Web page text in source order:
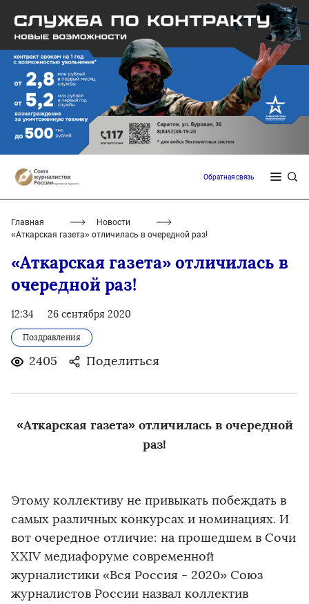
Обратная связь
Главная
Новости
«Аткарская газета» отличилась в очередной раз!
«Аткарская газета» отличилась в
очередной раз!
12:34 26 сентября 2020
Поздравления
2405 Поделиться
«Аткарская газета» отличилась в очередной
раз!
Этому коллективу не привыкать побеждать в
самых различных конкурсах и номинациях. И
вот очередное отличие: на прошедшем в Сочи
XXIV медиафоруме современной
журналистики «Вся Россия - 2020» Союз
журналистов России назвал коллектив